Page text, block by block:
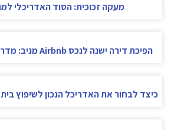
מעקה זכוכית: הסוד האדריכלי
הפיכת דירה ישנה לנכס Airbnb מניב: מדריך אדריכלי מקצועי
כיצד לבחור את האדריכל הנכון לשיפוץ